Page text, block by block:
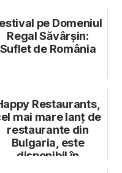
pe Domeniul
Regal Săvârșin:
Suflet de România
Restaurants,
mai mare lanț de
restaurante din
Bulgaria, este
disponibil în